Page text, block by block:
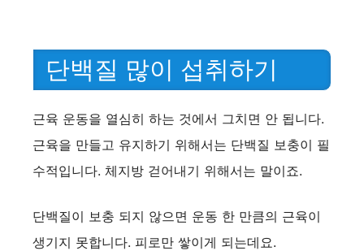
e
o
단백질 많이 섭취하기
근육 운동을 열심히 하는 것에서 그치면 안 됩니다.
근육을 만들고 유지하기 위해서는 단백질 보충이 필
수적입니다. 체지방 걷어내기 위해서는 말이죠.
단백질이 보충 되지 않으면 운동 한 만큼의 근육이
생기지 못합니다. 피로만 쌓이게 되는데요.